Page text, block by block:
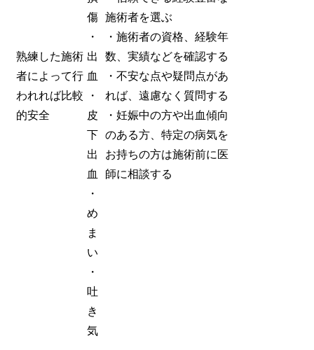
熟練した施術
者によって行
われれば比較
的安全
傷
・
出
血
・
皮
下
出
血
・
め
ま
い
・
吐
き
気
施術者を選ぶ
・施術者の資格、経験年
数、実績などを確認する
・不安な点や疑問点があ
れば、遠慮なく質問する
・妊娠中の方や出血傾向
のある方、特定の病気を
お持ちの方は施術前に医
師に相談する